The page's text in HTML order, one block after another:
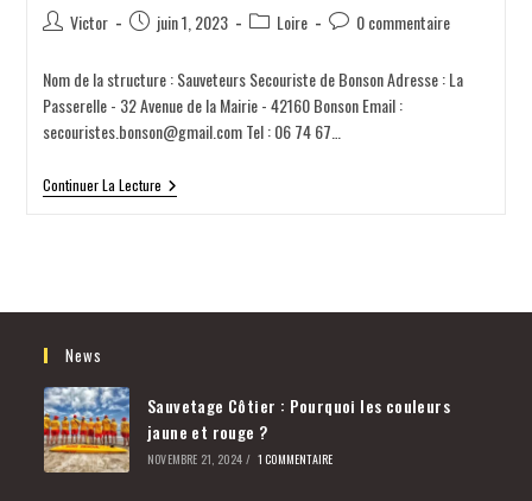
Victor juin 1, 2023 Loire 0 commentaire
Nom de la structure : Sauveteurs Secouriste de Bonson Adresse : La
Passerelle - 32 Avenue de la Mairie - 42160 Bonson Email :
secouristes.bonson@gmail.com Tel : 06 74 67…
Continuer La Lecture
News
Sauvetage Côtier : Pourquoi les couleurs
jaune et rouge ?
NOVEMBRE 21, 2024 / 1 COMMENTAIRE